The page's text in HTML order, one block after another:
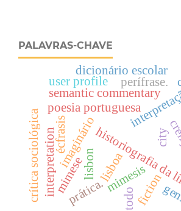
PALAVRAS-CHAVE
historiografia
lisbon
city
poesia portuguesa
lisboa
imaginário
interpretation mimesisfiction
mimese
écfrasis
crítica sociológica prática.
semantic commentary
user profile
dicionário escolar
perífrase.
todo